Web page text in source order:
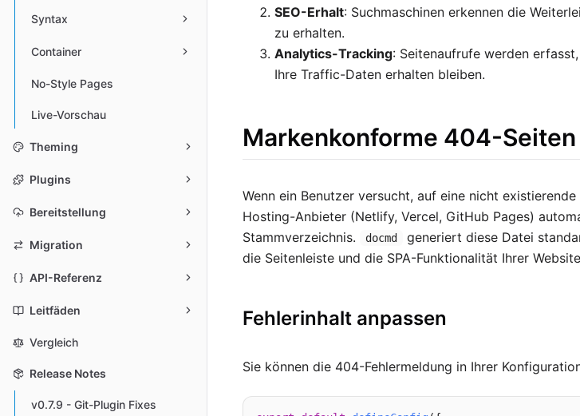
Syntax
Container
No-Style Pages
Live-Vorschau
Theming
Plugins
Bereitstellung
Migration
API-Referenz
Leitfäden
Vergleich
Release Notes
v0.7.9 - Git-Plugin Fixes
SEO-Erhalt: Suchmaschinen erkennen die
zu erhalten.
Analytics-Tracking: Seitenaufrufe werden
Ihre Traffic-Daten erhalten bleiben.
Markenkonforme 404-Seiten
Wenn ein Benutzer versucht, auf eine nicht
Hosting-Anbieter (Netlify, Vercel, GitHub Pages)
Stammverzeichnis.
docmd
generiert diese Datei
die Seitenleiste und die SPA-Funktionalität Ihrer
Fehlerinhalt anpassen
Sie können die 404-Fehlermeldung in Ihrer